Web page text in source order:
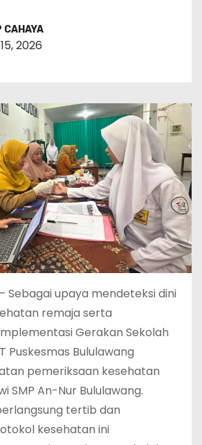
CAHAYA
2026
Sebagai upaya mendeteksi dini
remaja serta
Gerakan Sekolah
Puskesmas Bululawang
pemeriksaan kesehatan
SMP An-Nur Bululawang.
tertib dan
kesehatan ini